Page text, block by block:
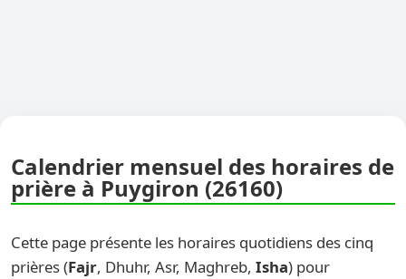
Calendrier mensuel des horaires de
prière à Puygiron (26160)
Cette page présente les horaires quotidiens des cinq
prières (Fajr, Dhuhr, Asr, Maghreb, Isha) pour